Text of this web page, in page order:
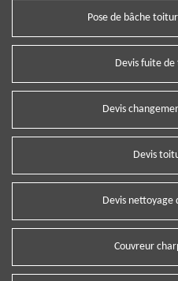
Pose de bâche
Devis fuite
Devis
Devis
Devis
Couvreur